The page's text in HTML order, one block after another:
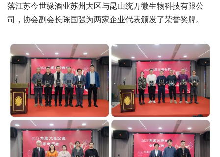
落江苏今世缘酒业苏州大区与昆山统万微生物科技有限公
司，协会副会长陈国强为两家企业代表颁发了荣誉奖牌。